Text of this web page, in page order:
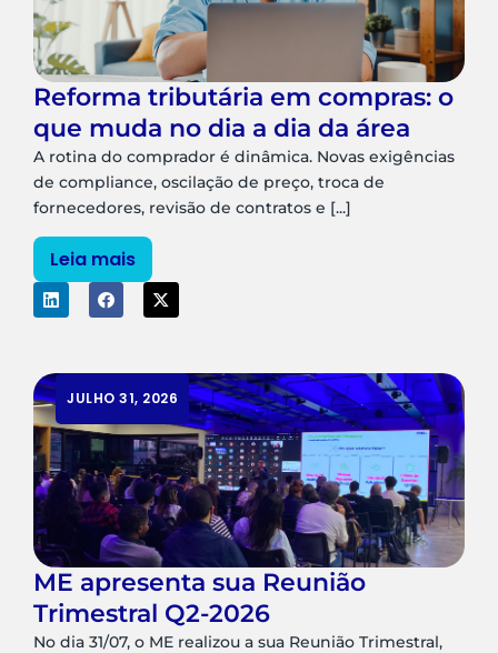
Reforma tributária em compras: o
que muda no dia a dia da área
A rotina do comprador é dinâmica. Novas exigências
de compliance, oscilação de preço, troca de
fornecedores, revisão de contratos e [...]
Leia mais
JULHO 31, 2026
ME apresenta sua Reunião
Trimestral Q2-2026
No dia 31/07, o ME realizou a sua Reunião Trimestral,